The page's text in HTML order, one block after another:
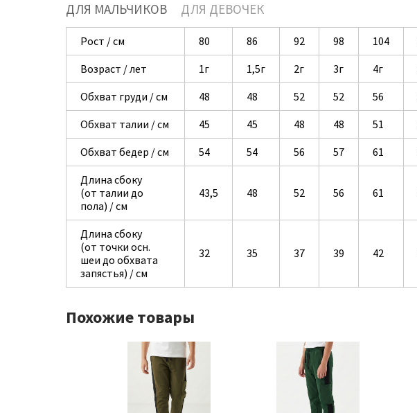
ДЛЯ МАЛЬЧИКОВ ДЛЯ ДЕВОЧЕК
Рост / см 80 86 92 98 104
Возраст / лет
1г 1,5г 2г 3г 4г
Обхват груди / см
48 48 52 52 56
Обхват талии / см
45 45 48 48 51
Обхват бедер / см
54 54 56 57 61
Длина сбоку
(от талии до
пола) / см
43,5 48 52 56 61
Длина сбоку
(от точки осн.
шеи до обхвата
запястья) / см
32 35 37 39 42
Похожие товары